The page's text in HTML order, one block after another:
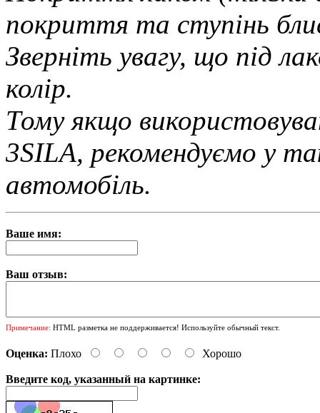
покриття та ступінь
Зверніть увагу, що під
колір.
​Тому якщо
3SILA, рекомендуємо у
автомобіль.
Ваше имя:
Ваш отзыв:
Примечание: HTML разметка не поддерживается! Используйте обычный текст.
Оценка: Плохо Хорошо
Введите код, указанный на картинке: